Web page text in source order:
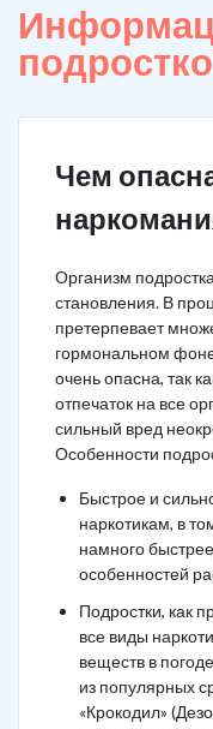
Чем
Организм
становления. В
претерпевает
гормональном
очень опасна, так
отпечаток на все
сильный вред
Особенности
Быстрое и
наркотикам, в
намного
особенностей
Подростки, как
все виды
веществ в
из популярных
«Крокодил»